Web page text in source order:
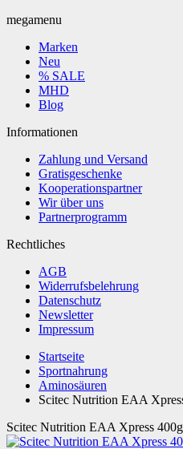
megamenu
Marken
Neu
% SALE
MHD
Blog
Informationen
Zahlung und Versand
Gratisgeschenke
Kooperationspartner
Wir über uns
Partnerprogramm
Rechtliches
AGB
Widerrufsbelehrung
Datenschutz
Newsletter
Impressum
Startseite
Sportnahrung
Aminosäuren
Scitec Nutrition EAA
Scitec Nutrition EAA Xpress